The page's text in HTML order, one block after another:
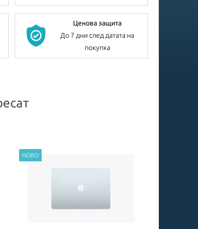
Ценова защита
До 7 дни след датата на
покупка